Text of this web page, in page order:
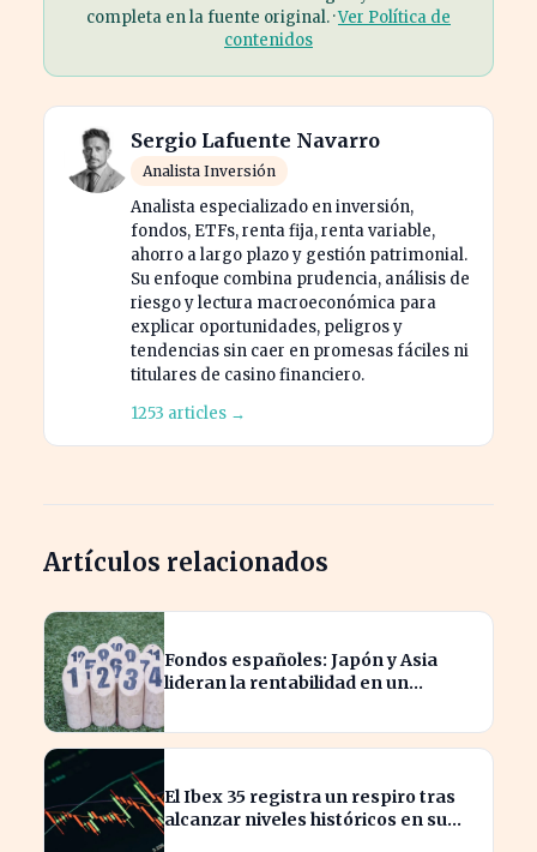
completa en la fuente original. ·Ver Política de
contenidos
Sergio Lafuente Navarro
Analista Inversión
Analista especializado en inversión,
fondos, ETFs, renta fija, renta variable,
ahorro a largo plazo y gestión patrimonial.
Su enfoque combina prudencia, análisis de
riesgo y lectura macroeconómica para
explicar oportunidades, peligros y
tendencias sin caer en promesas fáciles ni
titulares de casino financiero.
1253 articles →
Artículos relacionados
Fondos españoles: Japón y Asia
lideran la rentabilidad en un
El Ibex 35 registra un respiro tras
alcanzar niveles históricos en su